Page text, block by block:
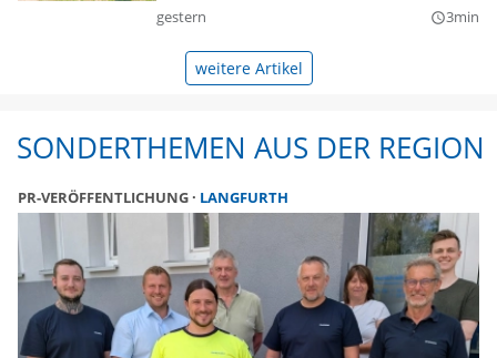
gestern query_builder3min
weitere Artikel
SONDERTHEMEN AUS DER REGION
PR-VERÖFFENTLICHUNG LANGFURTH